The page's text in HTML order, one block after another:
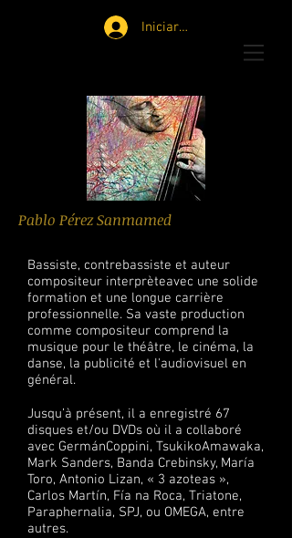
Iniciar sesión
Pablo Pérez Sanmamed
Bassiste, contrebassiste et auteur
compositeur interprèteavec une solide
formation et une longue carrière
professionnelle. Sa vaste production
comme compositeur comprend la
musique pour le théâtre, le cinéma, la
danse, la publicité et l'audiovisuel en
général.
Jusqu’à présent, il a enregistré 67
disques et/ou DVDs où il a collaboré
avec GermánCoppini, TsukikoAmawaka,
Mark Sanders, Banda Crebinsky, María
Toro, Antonio Lizan, « 3 azoteas »,
Carlos Martín, Fía na Roca, Triatone,
Paraphernalia, SPJ, ou OMEGA, entre
autres.